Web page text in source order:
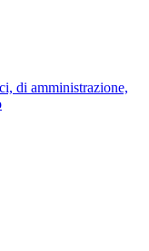
di amministrazione,